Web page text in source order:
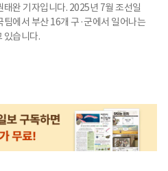
태완 기자입니다. 2025년 7월 조선일
팀에서 부산 16개 구·군에서 일어나는
있습니다.